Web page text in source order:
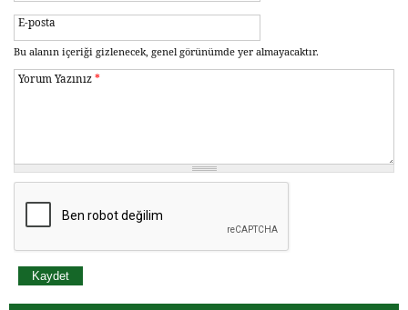
E-posta
Bu alanın içeriği gizlenecek, genel görünümde yer almayacaktır.
Yorum Yazınız*